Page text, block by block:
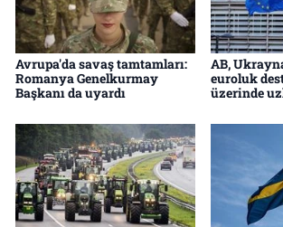
Avrupa'da savaş tamtamları:
Romanya Genelkurmay
Başkanı da uyardı
AB,
euroluk
üzerinde